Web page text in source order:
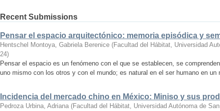
Recent Submissions
Pensar el espacio arquitectónico: memoria episódica y
Hentschel Montoya, Gabriela Berenice (Facultad del Hábitat, Universidad
24)
Pensar el espacio es un fenómeno con el que se establecen, se
uno mismo con los otros y con el mundo; es natural en el ser humano en
Incidencia del mercado chino en México: Miniso y sus
Pedroza Urbina, Adriana (Facultad del Hábitat, Universidad Autónoma de